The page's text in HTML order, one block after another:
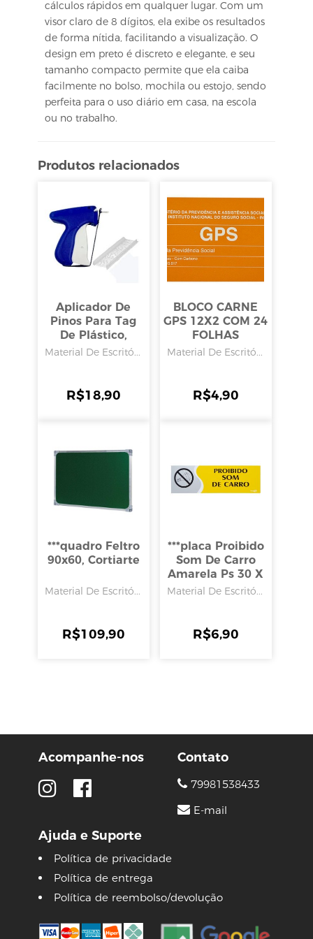
cálculos rápidos em qualquer lugar. Com um
visor claro de 8 dígitos, ela exibe os resultados
de forma nítida, facilitando a visualização. O
design em preto é discreto e elegante, e seu
tamanho compacto permite que ela caiba
facilmente no bolso, mochila ou estojo, sendo
perfeita para o uso diário em casa, na escola
ou no trabalho.
Produtos relacionados
Aplicador De
Pinos Para Tag
De Plástico,
Home E More
Material De Escritó...
R$18,90
BLOCO CARNE
GPS 12X2 COM 24
FOLHAS
204mmx104mm,
Material De Escritó...
R$4,90
***quadro Feltro
90x60, Cortiarte
Material De Escritó...
R$109,90
***placa Proibido
Som De Carro
Amarela Ps 30 X
9cm, Emplac
Material De Escritó...
R$6,90
Acompanhe-nos
Ajuda e Suporte
Política de privacidade
Política de entrega
Política de reembolso/devolução
Contato
79981538433
E-mail